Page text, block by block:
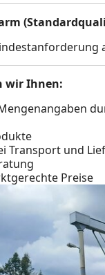
wir Ihnen:
Transport und
Preise